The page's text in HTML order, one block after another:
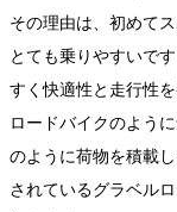
その理由は、初めて
とても乗りやすいで
すく快適性と走行性
ロードバイクのよう
のように荷物を積載
されているグラベル